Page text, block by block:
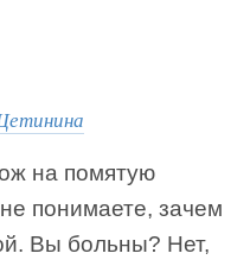
на помятую
понимаете, зачем
Вы больны? Нет,